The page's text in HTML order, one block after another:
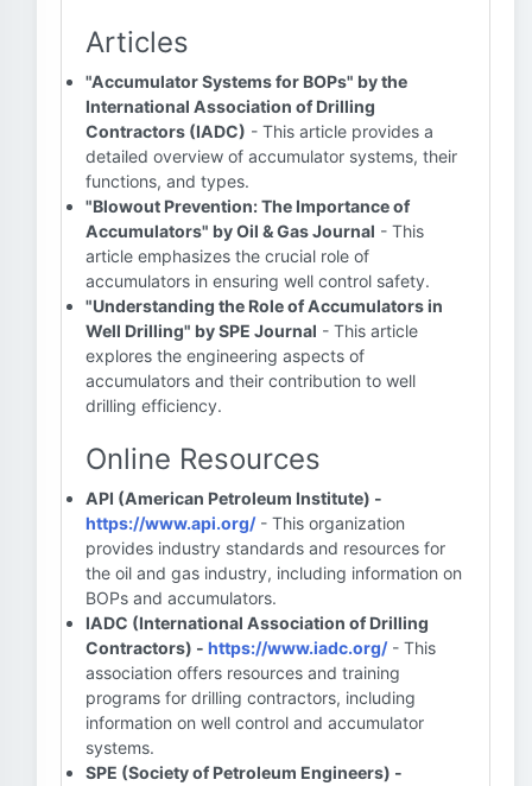
Articles
"Accumulator Systems for BOPs" by the
International Association of Drilling
Contractors (IADC) - This article provides a
detailed overview of accumulator systems, their
functions, and types.
"Blowout Prevention: The Importance of
Accumulators" by Oil & Gas Journal - This
article emphasizes the crucial role of
accumulators in ensuring well control safety.
"Understanding the Role of Accumulators in
Well Drilling" by SPE Journal - This article
explores the engineering aspects of
accumulators and their contribution to well
drilling efficiency.
Online Resources
API (American Petroleum Institute) -
https://www.api.org/- This organization
provides industry standards and resources for
the oil and gas industry, including information on
BOPs and accumulators.
IADC (International Association of Drilling
Contractors) - https://www.iadc.org/- This
association offers resources and training
programs for drilling contractors, including
information on well control and accumulator
systems.
SPE (Society of Petroleum Engineers) -